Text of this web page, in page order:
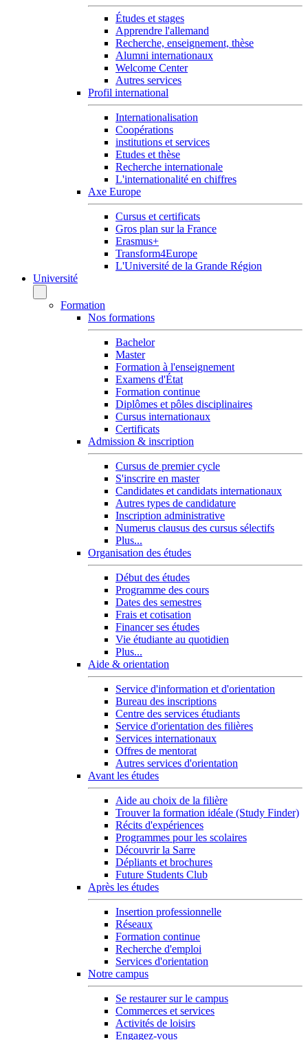
Études et stages
Apprendre l'allemand
Recherche, enseignement, thèse
Alumni internationaux
Welcome Center
Autres services
Profil international
Internationalisation
Coopérations
institutions et services
Etudes et thèse
Recherche internationale
L'internationalité en chiffres
Axe Europe
Cursus et certificats
Gros plan sur la France
Erasmus+
Transform4Europe
L'Université de la Grande Région
Université
Formation
Nos formations
Bachelor
Master
Formation à l'enseignement
Examens d'État
Formation continue
Diplômes et pôles disciplinaires
Cursus internationaux
Certificats
Admission & inscription
Cursus de premier cycle
S'inscrire en master
Candidates et candidats internationaux
Autres types de candidature
Inscription administrative
Numerus clausus des cursus sélectifs
Plus...
Organisation des études
Début des études
Programme des cours
Dates des semestres
Frais et cotisation
Financer ses études
Vie étudiante au quotidien
Plus...
Aide & orientation
Service d'information et d'orientation
Bureau des inscriptions
Centre des services étudiants
Service d'orientation des filières
Services internationaux
Offres de mentorat
Autres services d'orientation
Avant les études
Aide au choix de la filière
Trouver la formation idéale (Study Finder)
Récits d'expériences
Programmes pour les scolaires
Découvrir la Sarre
Dépliants et brochures
Future Students Club
Après les études
Insertion professionnelle
Réseaux
Formation continue
Recherche d'emploi
Services d'orientation
Notre campus
Se restaurer sur le campus
Commerces et services
Activités de loisirs
Engagez-vous